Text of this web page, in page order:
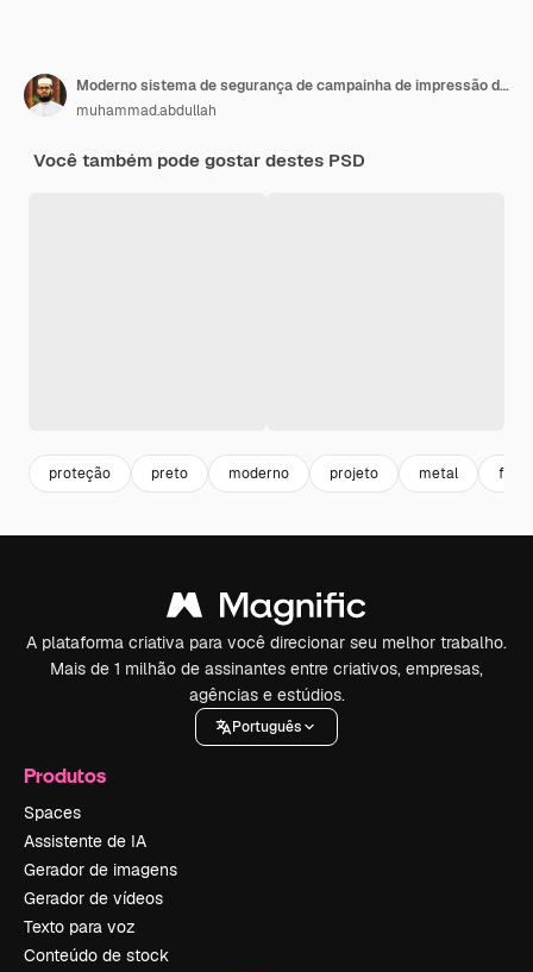
Moderno sistema de segurança de campainha de impressão digital Smart Home Tech
muhammad.abdullah
Você também pode gostar destes PSD
proteção preto moderno projeto metal
A plataforma criativa para você direcionar seu melhor trabalho.
Mais de 1 milhão de assinantes entre criativos, empresas,
agências e estúdios.
Português
Produtos
Spaces
Assistente de IA
Gerador de imagens
Gerador de vídeos
Texto para voz
Conteúdo de stock